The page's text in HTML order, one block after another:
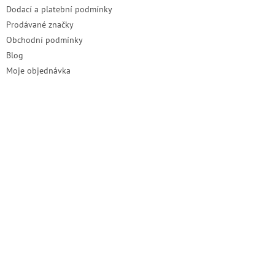
Dodací a platební podmínky
Prodávané značky
Obchodní podmínky
Blog
Moje objednávka